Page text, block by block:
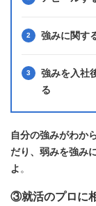
強みに関す
強みを入社
る
自分の強みがわか
だり、弱みを強み
よ 。
③就活のプロに